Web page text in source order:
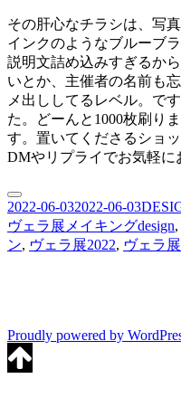
その肝心なチラシは、写
インクのようなブルーブ
説明文詰め込みすぎるか
いとか、主催者の名前も
メ出ししてるレベル。で
た。どーんと1000枚刷り
す。置いてくださるショ
DMやリプライでお気軽に
投
稿
日:
2022-06-032022-06-03カ
テ
ゴ
ヴェラ展メイキングタ
グ
design,
ン, ヴェラ展2022, ヴェラ
Proudly powered by